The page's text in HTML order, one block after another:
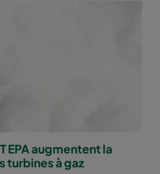
EPA augmentent la
turbines à gaz